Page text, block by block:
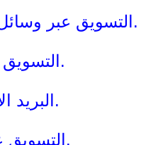
التسويق عبر وسائل التواصل الاجتماعي.
التسويق بالمحتوى.
البريد الإلكتروني.
التسويق عبر الفيديو.